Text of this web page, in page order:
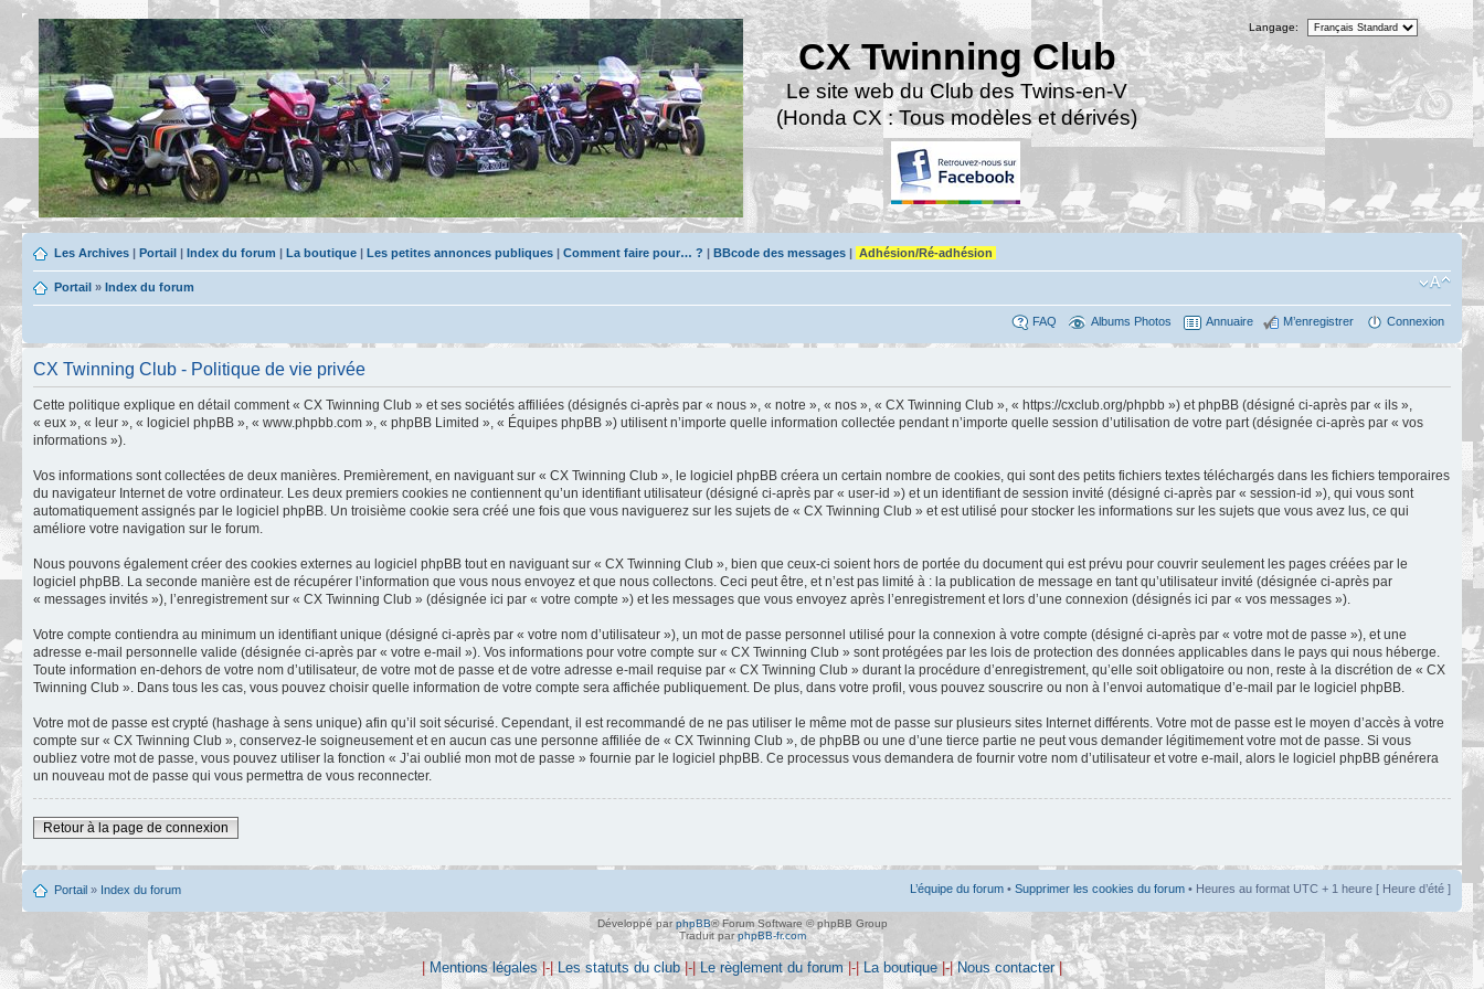
CX Twinning Club
Le site web du Club des Twins-en-V
(Honda CX : Tous modèles et dérivés)
Langage:
Les Archives | Portail | Index du forum | La boutique | Les petites annonces publiques | Comment faire pour… ? | BBcode des messages | Adhésion/Ré-adhésion
Portail » Index du forum
FAQ Albums Photos Annuaire M’enregistrer Connexion
CX Twinning Club - Politique de vie privée
Cette politique explique en détail comment « CX Twinning Club » et ses sociétés affiliées (désignés ci-après par « nous », « notre », « nos », « CX Twinning Club », « https://cxclub.org/phpbb ») et phpBB (désigné ci-après par « ils »,
« eux », « leur », « logiciel phpBB », « www.phpbb.com », « phpBB Limited », « Équipes phpBB ») utilisent n’importe quelle information collectée pendant n’importe quelle session d’utilisation de votre part (désignée ci-après par « vos
informations »).
Vos informations sont collectées de deux manières. Premièrement, en naviguant sur « CX Twinning Club », le logiciel phpBB créera un certain nombre de cookies, qui sont des petits fichiers textes téléchargés dans les fichiers temporaires
du navigateur Internet de votre ordinateur. Les deux premiers cookies ne contiennent qu’un identifiant utilisateur (désigné ci-après par « user-id ») et un identifiant de session invité (désigné ci-après par « session-id »), qui vous sont
automatiquement assignés par le logiciel phpBB. Un troisième cookie sera créé une fois que vous naviguerez sur les sujets de « CX Twinning Club » et est utilisé pour stocker les informations sur les sujets que vous avez lus, ce qui
améliore votre navigation sur le forum.
Nous pouvons également créer des cookies externes au logiciel phpBB tout en naviguant sur « CX Twinning Club », bien que ceux-ci soient hors de portée du document qui est prévu pour couvrir seulement les pages créées par le
logiciel phpBB. La seconde manière est de récupérer l’information que vous nous envoyez et que nous collectons. Ceci peut être, et n’est pas limité à : la publication de message en tant qu’utilisateur invité (désignée ci-après par
« messages invités »), l’enregistrement sur « CX Twinning Club » (désignée ici par « votre compte ») et les messages que vous envoyez après l’enregistrement et lors d’une connexion (désignés ici par « vos messages »).
Votre compte contiendra au minimum un identifiant unique (désigné ci-après par « votre nom d’utilisateur »), un mot de passe personnel utilisé pour la connexion à votre compte (désigné ci-après par « votre mot de passe »), et une
adresse e-mail personnelle valide (désignée ci-après par « votre e-mail »). Vos informations pour votre compte sur « CX Twinning Club » sont protégées par les lois de protection des données applicables dans le pays qui nous héberge.
Toute information en-dehors de votre nom d’utilisateur, de votre mot de passe et de votre adresse e-mail requise par « CX Twinning Club » durant la procédure d’enregistrement, qu’elle soit obligatoire ou non, reste à la discrétion de « CX
Twinning Club ». Dans tous les cas, vous pouvez choisir quelle information de votre compte sera affichée publiquement. De plus, dans votre profil, vous pouvez souscrire ou non à l’envoi automatique d’e-mail par le logiciel phpBB.
Votre mot de passe est crypté (hashage à sens unique) afin qu’il soit sécurisé. Cependant, il est recommandé de ne pas utiliser le même mot de passe sur plusieurs sites Internet différents. Votre mot de passe est le moyen d’accès à votre
compte sur « CX Twinning Club », conservez-le soigneusement et en aucun cas une personne affiliée de « CX Twinning Club », de phpBB ou une d’une tierce partie ne peut vous demander légitimement votre mot de passe. Si vous
oubliez votre mot de passe, vous pouvez utiliser la fonction « J’ai oublié mon mot de passe » fournie par le logiciel phpBB. Ce processus vous demandera de fournir votre nom d’utilisateur et votre e-mail, alors le logiciel phpBB générera
un nouveau mot de passe qui vous permettra de vous reconnecter.
Retour à la page de connexion
Portail » Index du forum L’équipe du forum • Supprimer les cookies du forum • Heures au format UTC + 1 heure [ Heure d’été ]
Développé parphpBB® Forum Software © phpBB Group
Traduit parphpBB-fr.com
| Mentions légales|-| Les statuts du club|-|Le règlement du forum|-|La boutique|-|Nous contacter|